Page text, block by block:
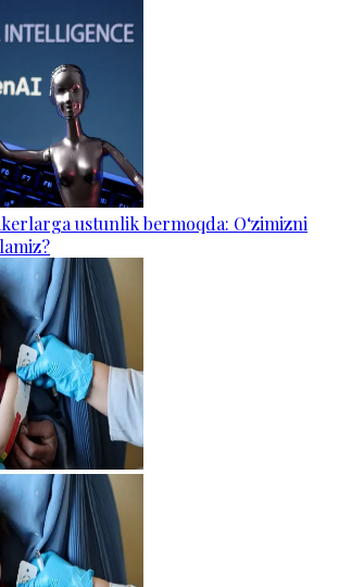
ustunlik bermoqda: O‘zimizni